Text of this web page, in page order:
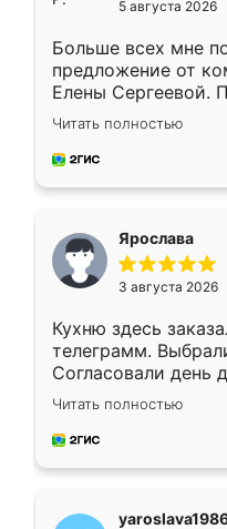
5 августа 2026
Больше всех мне
предложение от
Елены Сергеевой.
короткие сроки
для замера
предложил по
Читать полностью
Ярослава
3 августа 2026
Кухню здесь
телеграмм.
Согласовали день
недели кухня была
довольны
мебель за
Читать полностью